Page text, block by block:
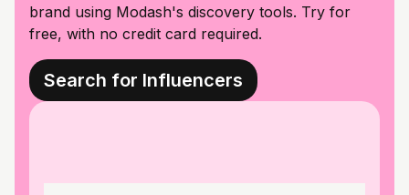
brand using Modash's discovery tools. Try for
free, with no credit card required.
Search for Influencers